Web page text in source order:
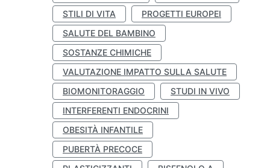
STILI DI VITA
PROGETTI EUROPEI
SALUTE DEL BAMBINO
SOSTANZE CHIMICHE
VALUTAZIONE IMPATTO SULLA SALUTE
BIOMONITORAGGIO
STUDI IN VIVO
INTERFERENTI ENDOCRINI
OBESITÀ INFANTILE
PUBERTÀ PRECOCE